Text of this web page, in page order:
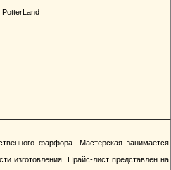
фарфора. Мастерская занимается
изготовления. Прайс-лист представлен на